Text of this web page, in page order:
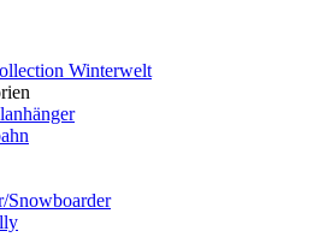
Winterwelt
Snowboarder